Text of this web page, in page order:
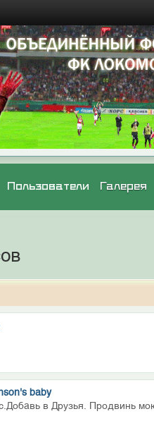
Галерея
Пользователи
baby
в Друзья. Продвинь